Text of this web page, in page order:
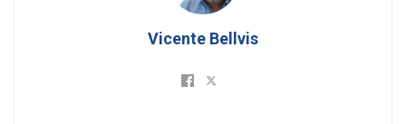
Vicente Bellvis